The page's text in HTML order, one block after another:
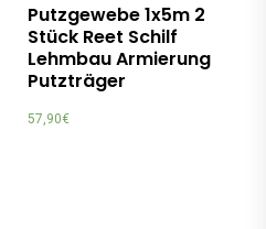
Putzgewebe 1x5m 2
Stück Reet Schilf
Lehmbau Armierung
Putzträger
57,90€